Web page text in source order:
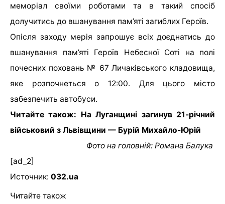
меморіал своїми роботами та в такий спосіб
долучитись до вшанування пам’яті загиблих Героїв.
Опісля заходу мерія запрошує всіх доєднатись до
вшанування пам’яті Героїв Небесної Соті на полі
почесних поховань № 67 Личаківського кладовища,
яке розпочнеться о 12:00. Для цього місто
забезпечить автобуси.
Читайте також: На Луганщині загинув 21-річний
військовий з Львівщини — Бурій Михайло-Юрій
Фото на головній: Романа Балука
[ad_2]
Источник: 032.ua
Читайте також